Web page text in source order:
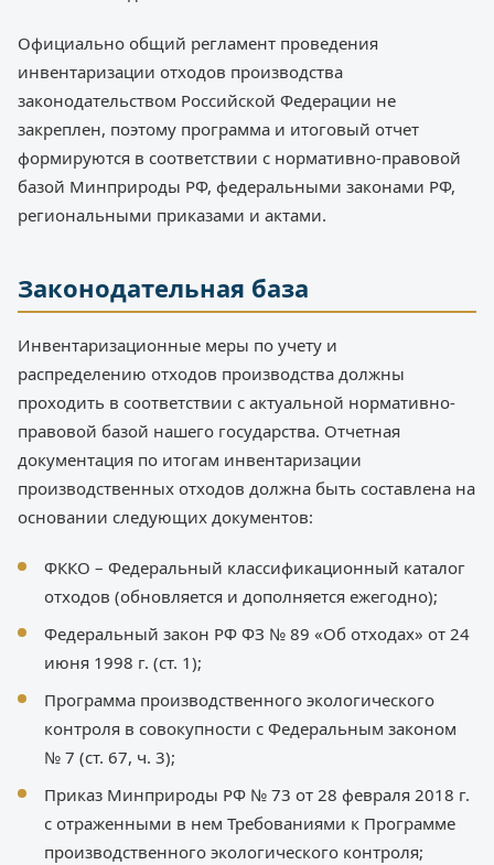
Официально общий регламент проведения
инвентаризации отходов производства
законодательством Российской Федерации не
закреплен, поэтому программа и итоговый отчет
формируются в соответствии с нормативно-правовой
базой Минприроды РФ, федеральными законами РФ,
региональными приказами и актами.
Законодательная база
Инвентаризационные меры по учету и
распределению отходов производства должны
проходить в соответствии с актуальной нормативно-
правовой базой нашего государства. Отчетная
документация по итогам инвентаризации
производственных отходов должна быть составлена на
основании следующих документов:
ФККО – Федеральный классификационный каталог
отходов (обновляется и дополняется ежегодно);
Федеральный закон РФ ФЗ № 89 «Об отходах» от 24
июня 1998 г. (ст. 1);
Программа производственного экологического
контроля в совокупности с Федеральным законом
№ 7 (ст. 67, ч. 3);
Приказ Минприроды РФ № 73 от 28 февраля 2018 г.
с отраженными в нем Требованиями к Программе
производственного экологического контроля;